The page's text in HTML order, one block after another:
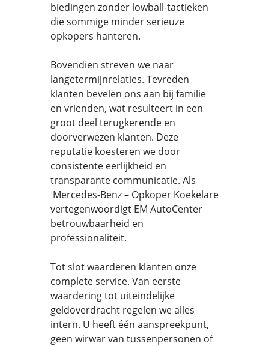
biedingen zonder lowball-tactieken
die sommige minder serieuze
opkopers hanteren.
Bovendien streven we naar
langetermijnrelaties. Tevreden
klanten bevelen ons aan bij familie
en vrienden, wat resulteert in een
groot deel terugkerende en
doorverwezen klanten. Deze
reputatie koesteren we door
consistente eerlijkheid en
transparante communicatie. Als
Mercedes-Benz – Opkoper Koekelare
vertegenwoordigt EM AutoCenter
betrouwbaarheid en
professionaliteit.
Tot slot waarderen klanten onze
complete service. Van eerste
waardering tot uiteindelijke
geldoverdracht regelen we alles
intern. U heeft één aanspreekpunt,
geen wirwar van tussenpersonen of